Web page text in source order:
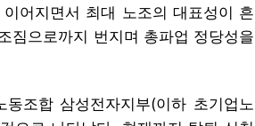
어지면서 최대 노조의 대표성이 흔
짐으로까지 번지며 총파업 정당성을
조합 삼성전자지부(이하 초기업노